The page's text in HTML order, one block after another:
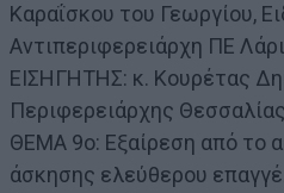
Καραΐσκου του Γεωργίου,
Αντιπεριφερειάρχη ΠΕ
ΕΙΣΗΓΗΤΗΣ: κ. Κουρέτας
Περιφερειάρχης
ΘΕΜΑ 9ο: Εξαίρεση από το
άσκησης ελεύθερου